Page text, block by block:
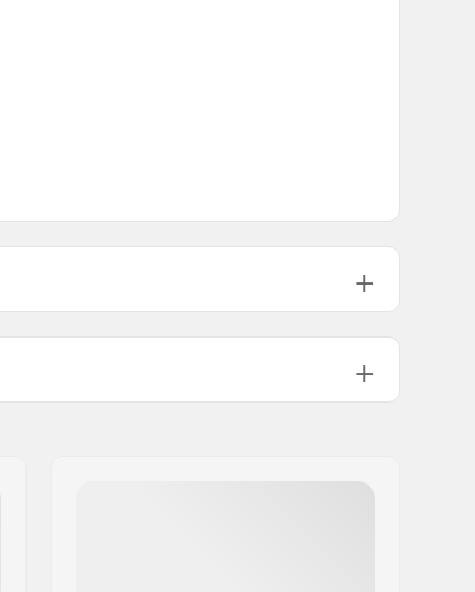
Four-piece
1084g